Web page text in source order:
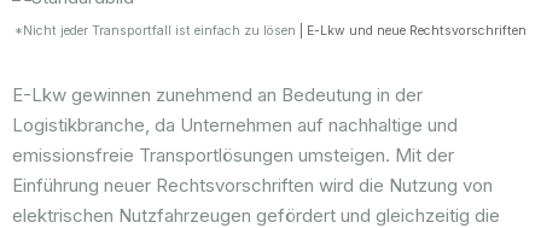
*Nicht jeder Transportfall ist einfach zu lösen | E-Lkw und neue Rechtsvorschriften
E-Lkw gewinnen zunehmend an Bedeutung in der
Logistikbranche, da Unternehmen auf nachhaltige und
emissionsfreie Transportlösungen umsteigen. Mit der
Einführung neuer Rechtsvorschriften wird die Nutzung von
elektrischen Nutzfahrzeugen gefördert und gleichzeitig die